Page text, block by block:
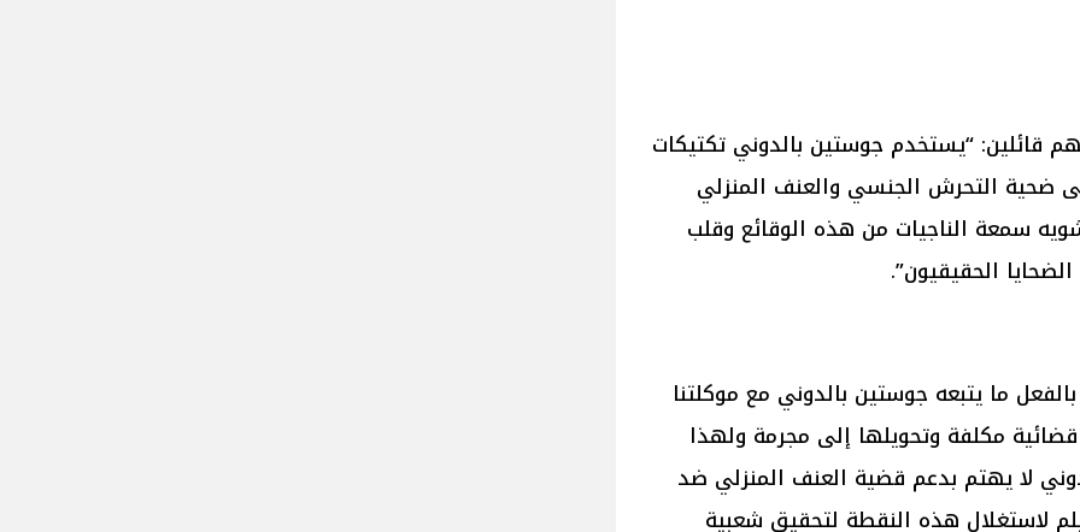
قائلين: “يستخدم جوستين بالدوني تكتيكات
ضحية التحرش الجنسي والعنف المنزلي
سمعة الناجيات من هذه الوقائع وقلب
الحقيقيون”.
ما يتبعه جوستين بالدوني مع موكلتنا
مكلفة وتحويلها إلى مجرمة ولهذا
لا يهتم بدعم قضية العنف المنزلي ضد
لاستغلال هذه النقطة لتحقيق شعبية